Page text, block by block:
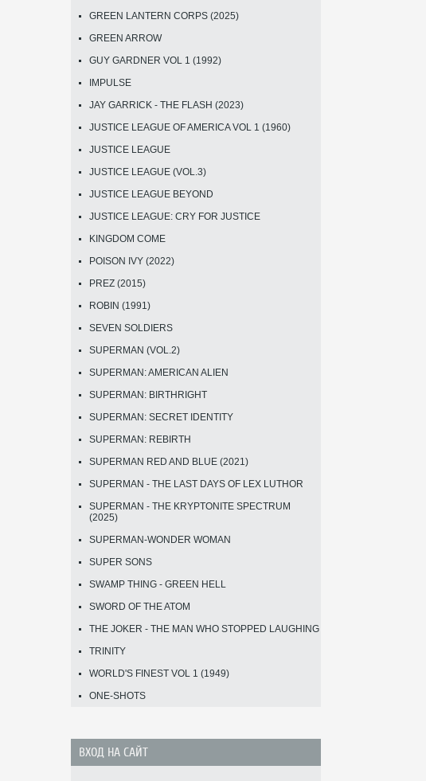
GREEN LANTERN CORPS (2025)
GREEN ARROW
GUY GARDNER VOL 1 (1992)
IMPULSE
JAY GARRICK - THE FLASH (2023)
JUSTICE LEAGUE OF AMERICA VOL 1 (1960)
JUSTICE LEAGUE
JUSTICE LEAGUE (VOL.3)
JUSTICE LEAGUE BEYOND
JUSTICE LEAGUE: CRY FOR JUSTICE
KINGDOM COME
POISON IVY (2022)
PREZ (2015)
ROBIN (1991)
SEVEN SOLDIERS
SUPERMAN (VOL.2)
SUPERMAN: AMERICAN ALIEN
SUPERMAN: BIRTHRIGHT
SUPERMAN: SECRET IDENTITY
SUPERMAN: REBIRTH
SUPERMAN RED AND BLUE (2021)
SUPERMAN - THE LAST DAYS OF LEX LUTHOR
SUPERMAN - THE KRYPTONITE SPECTRUM
(2025)
SUPERMAN-WONDER WOMAN
SUPER SONS
SWAMP THING - GREEN HELL
SWORD OF THE ATOM
THE JOKER - THE MAN WHO STOPPED LAUGHING
TRINITY
WORLD'S FINEST VOL 1 (1949)
ONE-SHOTS
ВХОД НА САЙТ